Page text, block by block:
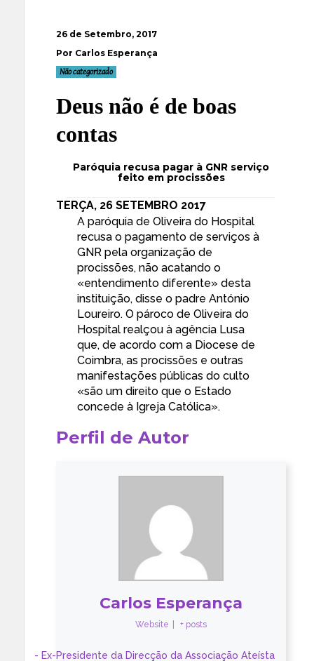
26 de Setembro, 2017
Por Carlos Esperança
Não categorizado
Deus não é de boas
contas
Paróquia recusa pagar à GNR serviço
feito em procissões
TERÇA, 26 SETEMBRO 2017
A paróquia de Oliveira do Hospital
recusa o pagamento de serviços à
GNR pela organização de
procissões, não acatando o
«entendimento diferente» desta
instituição, disse o padre António
Loureiro. O pároco de Oliveira do
Hospital realçou à agência Lusa
que, de acordo com a Diocese de
Coimbra, as procissões e outras
manifestações públicas do culto
«são um direito que o Estado
concede à Igreja Católica».
Perfil de Autor
Carlos Esperança
Website + posts
- Ex-Presidente da Direcção da Associação Ateísta